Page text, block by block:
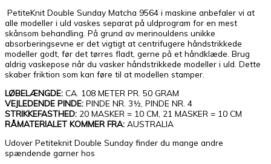
PetiteKnit Double Sunday Matcha 9564 i maskine anbefaler vi at
alle modeller i uld vaskes separat på uldprogram for en mest
skånsom behandling. På grund av merinouldens unikke
absorberingsevne er det vigtigt at centrifugere håndstrikkede
modeller godt, før det tørres fladt, gerne på et håndklæde. Brug
aldrig vaskepose når du vasker håndstrikkede modeller i uld. Dette
skaber friktion som kan føre til at modellen stamper.
LØBELÆNGDE: CA. 108 METER PR. 50 GRAM
VEJLEDENDE PINDE: PINDE NR. 3½, PINDE NR. 4
STRIKKEFASTHED: 20 MASKER = 10 CM, 21 MASKER = 10 CM
RÅMATERIALET KOMMER FRA: AUSTRALIA
Udover Petiteknit Double Sunday finder du mange andre
spændende garner hos